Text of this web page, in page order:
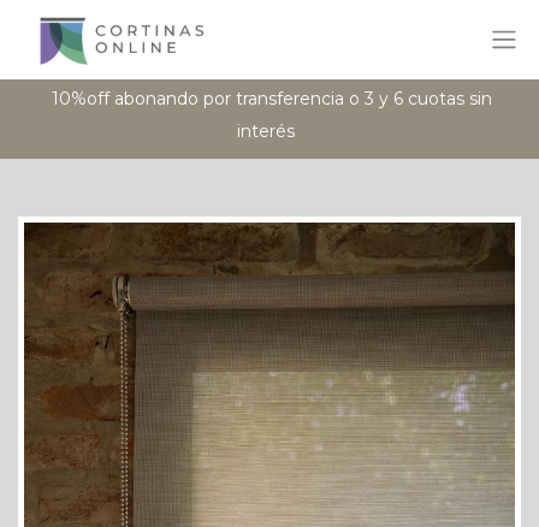
10%off abonando por transferencia o 3 y 6 cuotas sin
interés